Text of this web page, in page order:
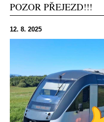
POZOR PŘEJEZD!!!
12. 8. 2025